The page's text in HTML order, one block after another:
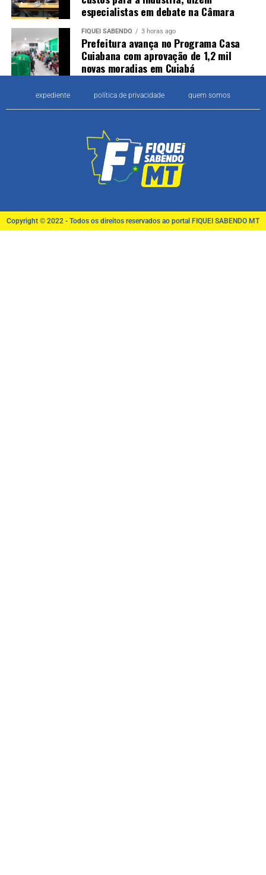
especialistas em debate na Câmara
FIQUEI SABENDO 3 horas ago
Prefeitura avança no Programa Casa
Cuiabana com aprovação de 1,2 mil
novas moradias em Cuiabá
expediente política de privacidade quem somos
Copyright © 2022 - Todos os direitos reservados ao portal FIQUEI SABENDO MT